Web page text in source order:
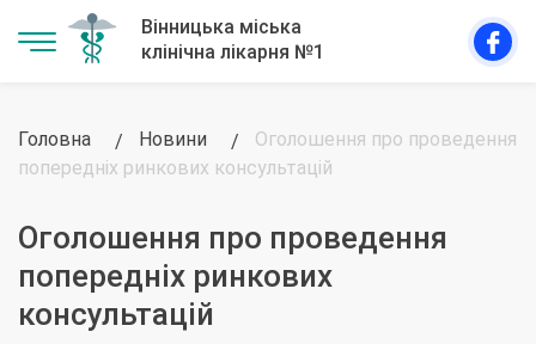
Головна Новини
Оголошення про проведення
попередніх ринкових консультацій
Оголошення про проведення
попередніх ринкових
консультацій